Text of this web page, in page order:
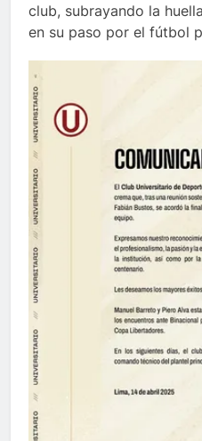
club, subrayando la
en su paso por el fútbol